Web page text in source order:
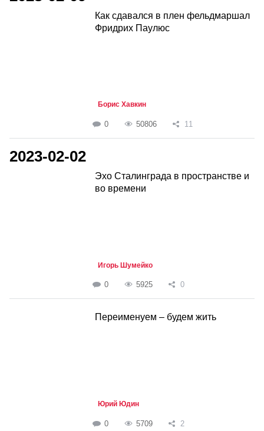
Как сдавался в плен фельдмаршал
Фридрих Паулюс
Борис Хавкин
0 50806 11
2023-02-02
Эхо Сталинграда в пространстве и
во времени
Игорь Шумейко
0 5925 0
Переименуем – будем жить
Юрий Юдин
0 5709 2